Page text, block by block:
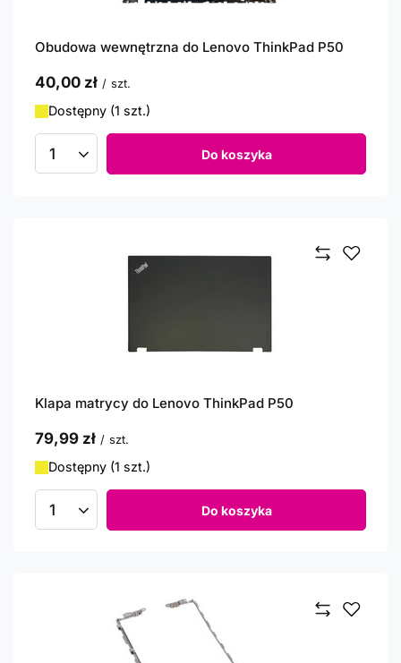
Obudowa wewnętrzna do Lenovo ThinkPad P50
40,00 zł / szt.
Dostępny (1 szt.)
Ilość produktów Do koszyka
Klapa matrycy do Lenovo ThinkPad P50
79,99 zł / szt.
Dostępny (1 szt.)
Ilość produktów Do koszyka